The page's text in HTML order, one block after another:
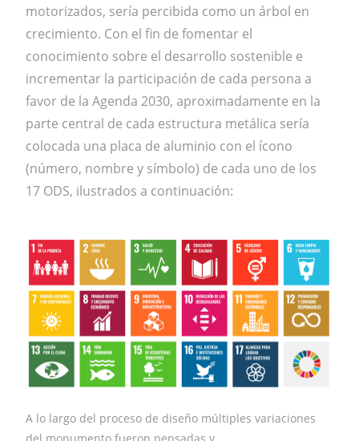
motorizados, sería percibida como un árbol en
crecimiento. Con el fin defomentar el
conocimiento sobre el desarrollo sostenible e
incrementar la participación de cada persona a
favor de la Agenda 2030, aproximadamente en la
parte central de cada estructura metálica sería
colocada una placa de aluminio con el ícono
(número, nombre y símbolo) de cada uno de los
17 ODS, ilustrados a continuación:
A lo largo del proceso de diseño múltiples variaciones